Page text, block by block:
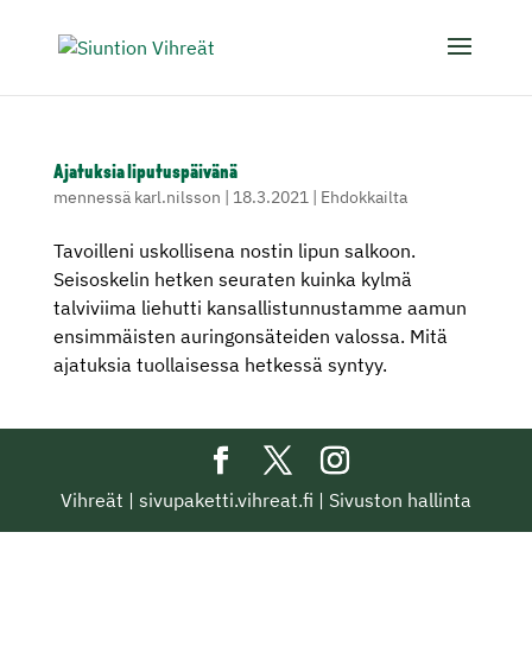
Ajatuksia liputuspäivänä
mennessä karl.nilsson | 18.3.2021| Ehdokkailta
Tavoilleni uskollisena nostin lipun salkoon.
Seisoskelin hetken seuraten kuinka kylmä
talviviima liehutti kansallistunnustamme aamun
ensimmäisten auringonsäteiden valossa. Mitä
ajatuksia tuollaisessa hetkessä syntyy.
Vihreät | sivupaketti.vihreat.fi | Sivuston hallinta